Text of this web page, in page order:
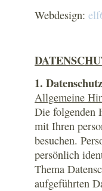
Webdesign:
1.
Allgemeine
Die folgenden
mit Ihren
besuchen.
persönlich
Thema
aufgeführten